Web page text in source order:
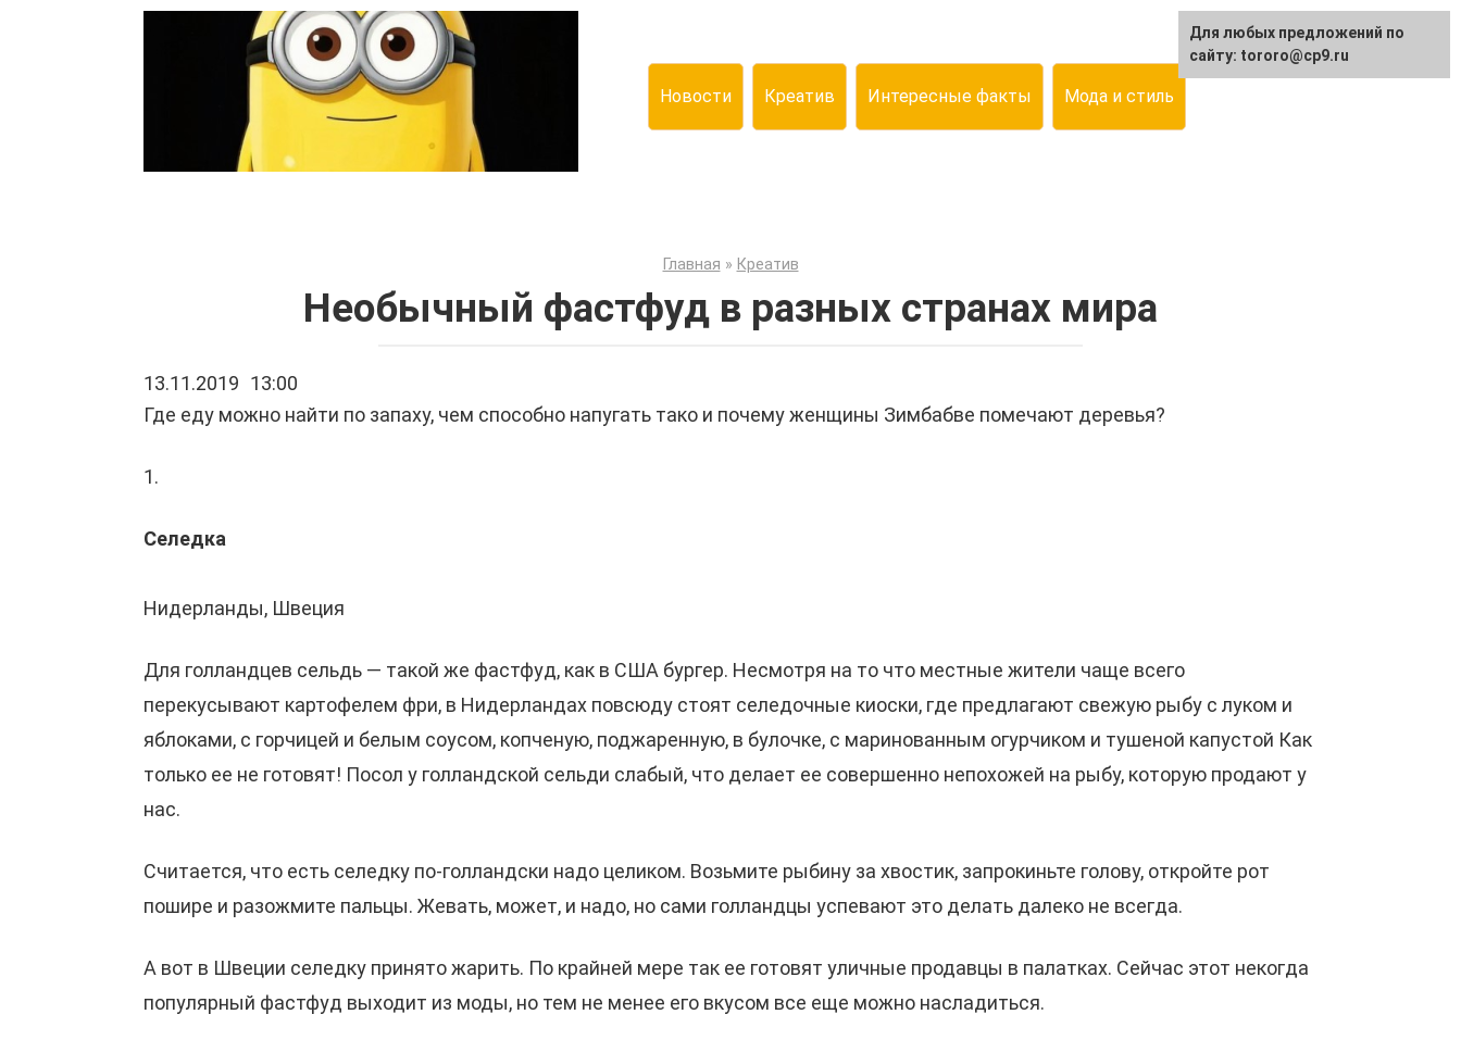
Новости Креатив Интересные факты Мода и стиль
Главная » Креатив
Необычный фастфуд в разных странах мира
13.11.2019 13:00
Где еду можно найти по запаху, чем способно напугать тако и почему женщины Зимбабве помечают деревья?
1.
Селедка
Нидерланды, Швеция
Для голландцев сельдь — такой же фастфуд, как в США бургер. Несмотря на то что местные жители чаще всего
перекусывают картофелем фри, в Нидерландах повсюду стоят селедочные киоски, где предлагают свежую рыбу с луком и
яблоками, с горчицей и белым соусом, копченую, поджаренную, в булочке, с маринованным огурчиком и тушеной капустой Как
только ее не готовят! Посол у голландской сельди слабый, что делает ее совершенно непохожей на рыбу, которую продают у
нас.
Считается, что есть селедку по-голландски надо целиком. Возьмите рыбину за хвостик, запрокиньте голову, откройте рот
пошире и разожмите пальцы. Жевать, может, и надо, но сами голландцы успевают это делать далеко не всегда.
А вот в Швеции селедку принято жарить. По крайней мере так ее готовят уличные продавцы в палатках. Сейчас этот некогда
популярный фастфуд выходит из моды, но тем не менее его вкусом все еще можно насладиться.
Для любых предложений по
сайту: tororo@cp9.ru